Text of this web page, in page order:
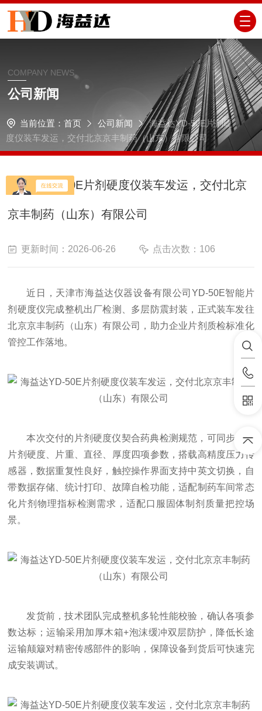
COMPANY NEWS
公司新闻
当前位置： 首页 公司新闻
海益达YD-50E片剂硬
度仪装车发运，交付北京京丰制药（山东）有限公司
海益达YD-50E片剂硬度仪装车发运，交付北京
京丰制药（山东）有限公司
更新时间：2026-06-26 点击次数：106
近日，天津市海益达仪器设备有限公司YD-50E智能片
剂硬度仪完成整机出厂检测、多层防震封装，正式装车发往
北京京丰制药（山东）有限公司，助力企业片剂质检标准化
管控工作落地。
本次交付的片剂硬度仪契合药典检测规范，可同步检测
片剂硬度、片重、直径、厚度四项参数，搭载高精度压力传
感器，数据重复性良好，触控操作界面支持中英文切换，自
带数据存储、统计打印、故障自检功能，适配制药车间常态
化片剂物理指标检测需求，适配口服固体制剂质量把控场
景。
发货前，技术团队完成整机多轮性能校验，确认各项参
数达标；运输采用加厚木箱+泡沫缓冲双层防护，降低长途
运输颠簸对精密传感部件的影响，保障设备到货后可快速完
成安装调试。